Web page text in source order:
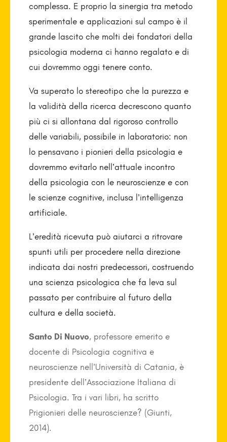
complessa. E proprio la sinergia tra metodo
sperimentale e applicazioni sul campo è il
grande lascito che molti dei fondatori della
psicologia moderna ci hanno regalato e di
cui dovremmo oggi tenere conto.
Va superato lo stereotipo che la purezza e
la validità della ricerca decrescono quanto
più ci si allontana dal rigoroso controllo
delle variabili, possibile in laboratorio: non
lo pensavano i pionieri della psicologia e
dovremmo evitarlo nell’attuale incontro
della psicologia con le neuroscienze e con
le scienze cognitive, inclusa l’intelligenza
artificiale.
L’eredità ricevuta può aiutarci a ritrovare
spunti utili per procedere nella direzione
indicata dai nostri predecessori, costruendo
una scienza psicologica che fa leva sul
passato per contribuire al futuro della
cultura e della società.
Santo Di Nuovo, professore emerito e
docente di Psicologia cognitiva e
neuroscienze nell’Università di Catania, è
presidente dell’Associazione Italiana di
Psicologia. Tra i vari libri, ha scritto
Prigionieri delle neuroscienze? (Giunti,
2014).